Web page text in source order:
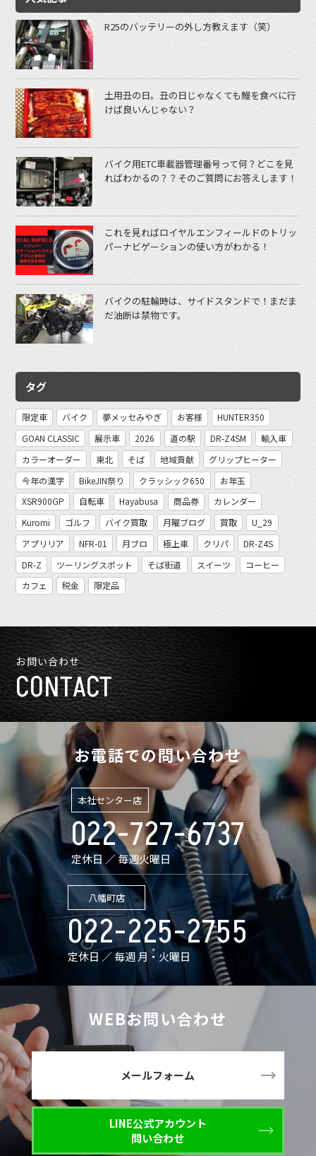
R25のバッテリーの外し方教えます（笑）
土用丑の日。丑の日じゃなくても鰻を食べに行
けば良いんじゃない？
バイク用ETC車載器管理番号って何？どこを見
ればわかるの？？そのご質問にお答えします！
これを見ればロイヤルエンフィールドのトリッ
パーナビゲーションの使い方がわかる！
バイクの駐輪時は、サイドスタンドで！まだま
だ油断は禁物です。
タグ
限定車 バイク 夢メッセみやぎ お客様
HUNTER350
GOAN CLASSIC
展示車 2026 道の駅 DR-Z4SM
輸入車
カラーオーダー
東北 そば 地域貢献
グリップヒーター
今年の漢字
BikeJIN祭り クラッシック650
お年玉
XSR900GP
自転車 Hayabusa 商品券
カレンダー
Kuromi
ゴルフ バイク買取 月曜ブログ 買取
U_29
アプリリア
NFR-01 月ブロ 極上車 クリパ
DR-Z4S
DR-Z
ツーリングスポット そば街道 スイーツ
コーヒー
カフェ
税金 限定品
お問い合わせ
CONTACT
お電話での問い合わせ
本社センター店
022-727-6737
定休日 ／ 毎週火曜日
八幡町店
022-225-2755
定休日 ／ 毎週 月・火曜日
WEBお問い合わせ
メールフォーム
LINE公式アカウント
問い合わせ